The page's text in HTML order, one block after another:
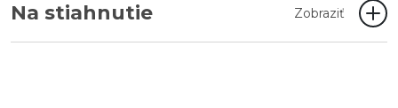
Na stiahnutie Zobraziť